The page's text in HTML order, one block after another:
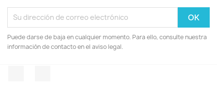
Puede darse de baja en cualquier momento. Para ello, consulte nuestra
información de contacto en el aviso legal.